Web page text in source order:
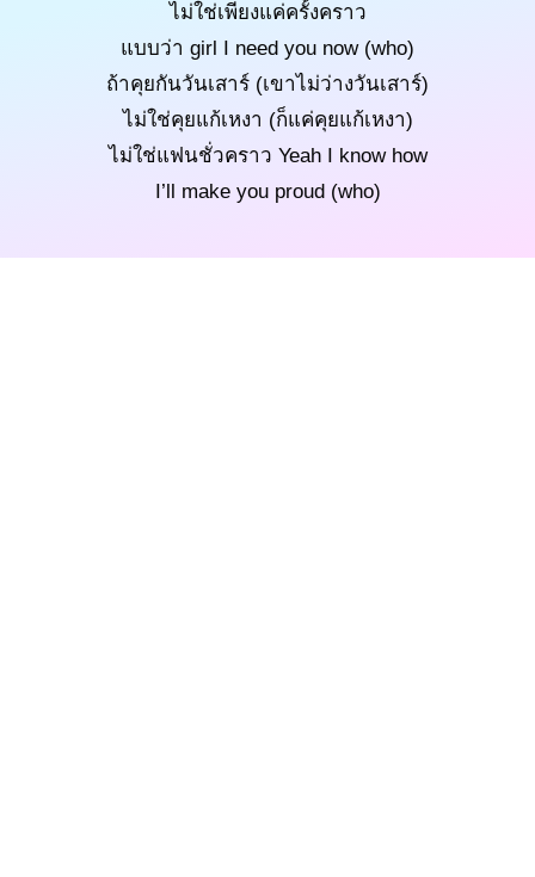
ไม่ใช่เพียงแค่ครั้งคราว
แบบว่า girl I need you now (who)
ถ้าคุยกันวันเสาร์ (เขาไม่ว่างวันเสาร์)
ไม่ใช่คุยแก้เหงา (ก็แค่คุยแก้เหงา)
ไม่ใช่แฟนชั่วคราว Yeah I know how
I’ll make you proud (who)